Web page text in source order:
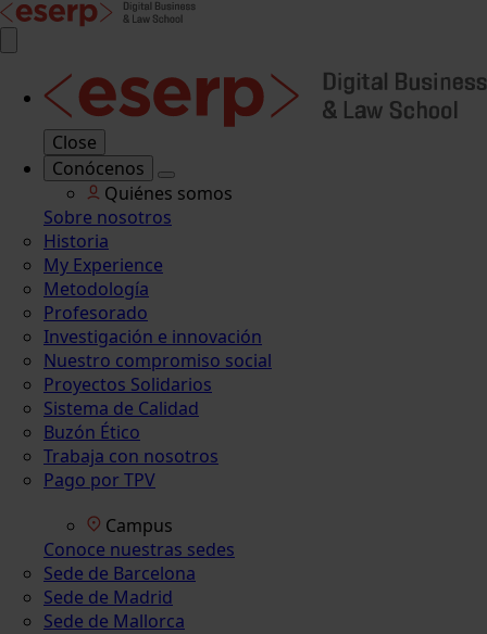
Close
Conócenos
Quiénes somos
Sobre nosotros
Historia
My Experience
Metodología
Profesorado
Investigación e innovación
Nuestro compromiso social
Proyectos Solidarios
Sistema de Calidad
Buzón Ético
Trabaja con nosotros
Pago por TPV
Campus
Conoce nuestras sedes
Sede de Barcelona
Sede de Madrid
Sede de Mallorca